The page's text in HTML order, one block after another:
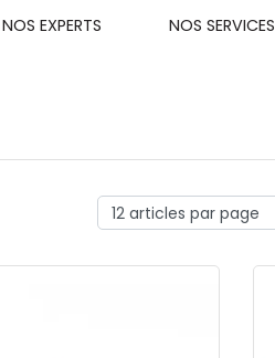
NOS EXPERTS NOS SERVICES